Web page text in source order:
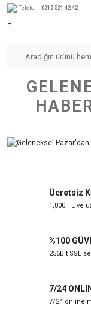
Telefon : 0212 521 42 42
Ücretsiz
1,800 TL ve
%100
256Bit SSL
7/24
7/24 online